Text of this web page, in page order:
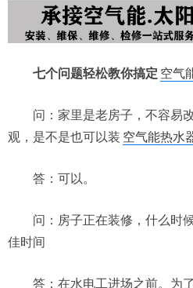
七个问题轻松教你搞定 空气
问：家里是老房子，不容
观，是不是也可以装 空气能热水
答：可以。
问：房子正在装修，什么时
佳时间
答：在水电工进场之前。为